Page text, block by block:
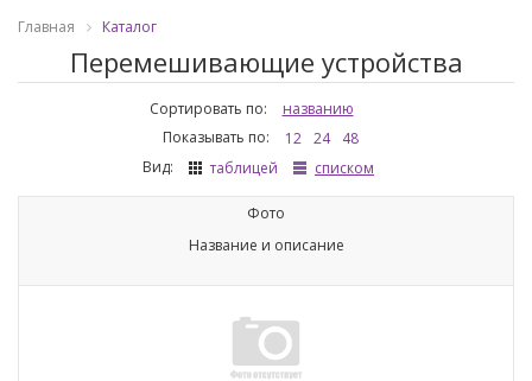
Главная Каталог
Перемешивающие устройства
Сортировать по:
названию
Показывать по:
12 24
48
Вид:
таблицей списком
Фото
Название и описание